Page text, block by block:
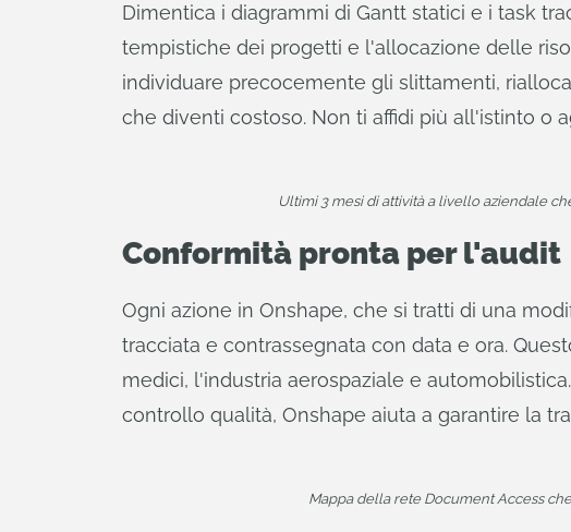
Dimentica i diagrammi di Gantt statici e i task
tempistiche dei progetti e l'allocazione delle
individuare precocemente gli slittamenti,
che diventi costoso. Non ti affidi più all'istinto o
Ultimi 3 mesi di attività a livello aziendale
Conformità pronta per l'audit
Ogni azione in Onshape, che si tratti di una
tracciata e contrassegnata con data e ora.
medici, l'industria aerospaziale e
controllo qualità, Onshape aiuta a garantire la
Mappa della rete Document Access